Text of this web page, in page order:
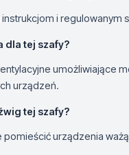
i regulowanym
dla tej szafy?
umożliwiające
urządzeń.
tej szafy?
pomieścić urządzenia